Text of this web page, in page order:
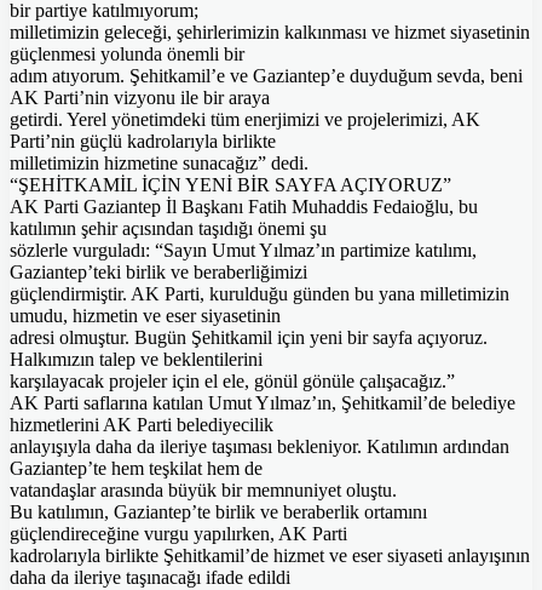
bir partiye katılmıyorum;
milletimizin geleceği, şehirlerimizin kalkınması ve hizmet siyasetinin
güçlenmesi yolunda önemli bir
adım atıyorum. Şehitkamil’e ve Gaziantep’e duyduğum sevda, beni
AK Parti’nin vizyonu ile bir araya
getirdi. Yerel yönetimdeki tüm enerjimizi ve projelerimizi, AK
Parti’nin güçlü kadrolarıyla birlikte
milletimizin hizmetine sunacağız” dedi.
“ŞEHİTKAMİL İÇİN YENİ BİR SAYFA AÇIYORUZ”
AK Parti Gaziantep İl Başkanı Fatih Muhaddis Fedaioğlu, bu
katılımın şehir açısından taşıdığı önemi şu
sözlerle vurguladı: “Sayın Umut Yılmaz’ın partimize katılımı,
Gaziantep’teki birlik ve beraberliğimizi
güçlendirmiştir. AK Parti, kurulduğu günden bu yana milletimizin
umudu, hizmetin ve eser siyasetinin
adresi olmuştur. Bugün Şehitkamil için yeni bir sayfa açıyoruz.
Halkımızın talep ve beklentilerini
karşılayacak projeler için el ele, gönül gönüle çalışacağız.”
AK Parti saflarına katılan Umut Yılmaz’ın, Şehitkamil’de belediye
hizmetlerini AK Parti belediyecilik
anlayışıyla daha da ileriye taşıması bekleniyor. Katılımın ardından
Gaziantep’te hem teşkilat hem de
vatandaşlar arasında büyük bir memnuniyet oluştu.
Bu katılımın, Gaziantep’te birlik ve beraberlik ortamını
güçlendireceğine vurgu yapılırken, AK Parti
kadrolarıyla birlikte Şehitkamil’de hizmet ve eser siyaseti anlayışının
daha da ileriye taşınacağı ifade edildi